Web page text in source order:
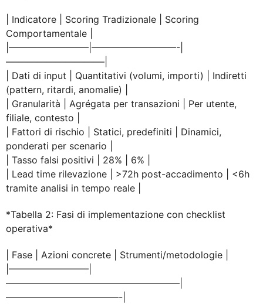
| Indicatore | Scoring Tradizionale | Scoring
Comportamentale |
|————————–|—————————-|
——————————–|
| Dati di input | Quantitativi (volumi, importi) | Indiretti
(pattern, ritardi, anomalie) |
| Granularità | Agrégata per transazioni | Per utente,
filiale, contesto |
| Fattori di rischio | Statici, predefiniti | Dinamici,
ponderati per scenario |
| Tasso falsi positivi | 28% | 6% |
| Lead time rilevazione | >72h post-accadimento | <6h
tramite analisi in tempo reale |
*Tabella 2: Fasi di implementazione con checklist
operativa*
| Fase | Azioni concrete | Strumenti/metodologie |
|————————–|
——————————————————–|
————————————-|